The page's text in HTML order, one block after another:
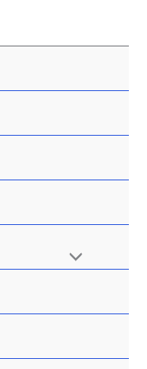
Přepínač